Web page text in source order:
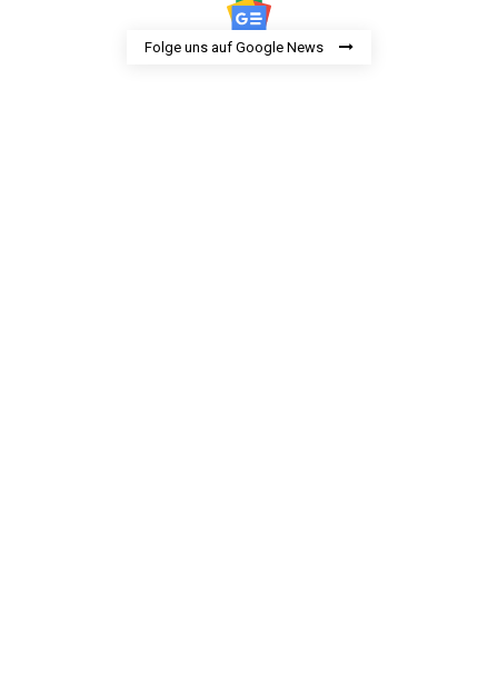
Folge uns auf Google News